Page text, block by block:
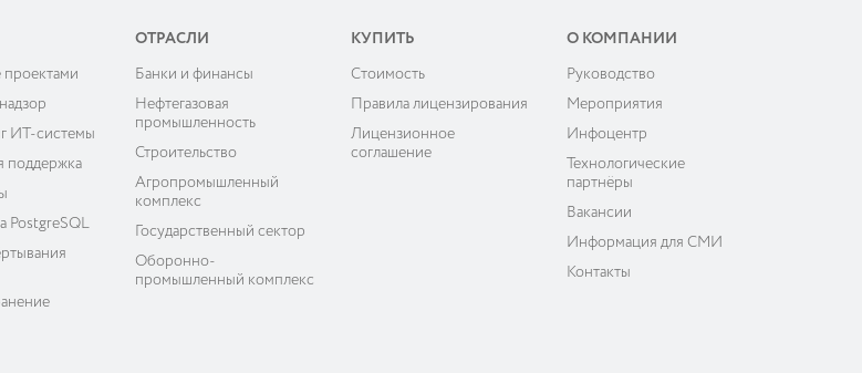
проектами
ИТ-системы
поддержка
PostgreSQL
ОТРАСЛИ
Банки и финансы
Нефтегазовая
промышленность
Строительство
Агропромышленный
комплекс
Государственный сектор
Оборонно-
промышленный комплекс
КУПИТЬ
Cтоимость
Правила лицензирования
Лицензионное
соглашение
О КОМПАНИИ
Руководство
Мероприятия
Инфоцентр
Технологические
партнёры
Вакансии
Информация для СМИ
Контакты